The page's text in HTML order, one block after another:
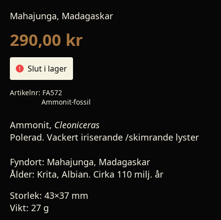
Mahajunga, Madagaskar
290,00 kr
Slut i lager
Artikelnr: FA572
Ammonit-fossil
Ammonit, Cleoniceras
Polerad. Vackert iriserande /skimrande lyster
Fyndort: Mahajunga, Madagaskar
Ålder: Krita, Albian. Cirka 110 milj. år
Storlek: 43×37 mm
Vikt: 27 g